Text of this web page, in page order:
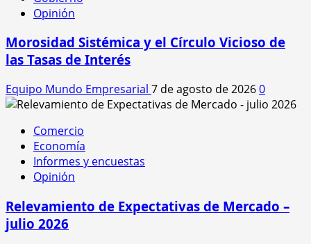
Opinión
Morosidad Sistémica y el Círculo Vicioso de
las Tasas de Interés
Equipo Mundo Empresarial 7 de agosto de 20260
Comercio
Economía
Informes y encuestas
Opinión
Relevamiento de Expectativas de Mercado –
julio 2026